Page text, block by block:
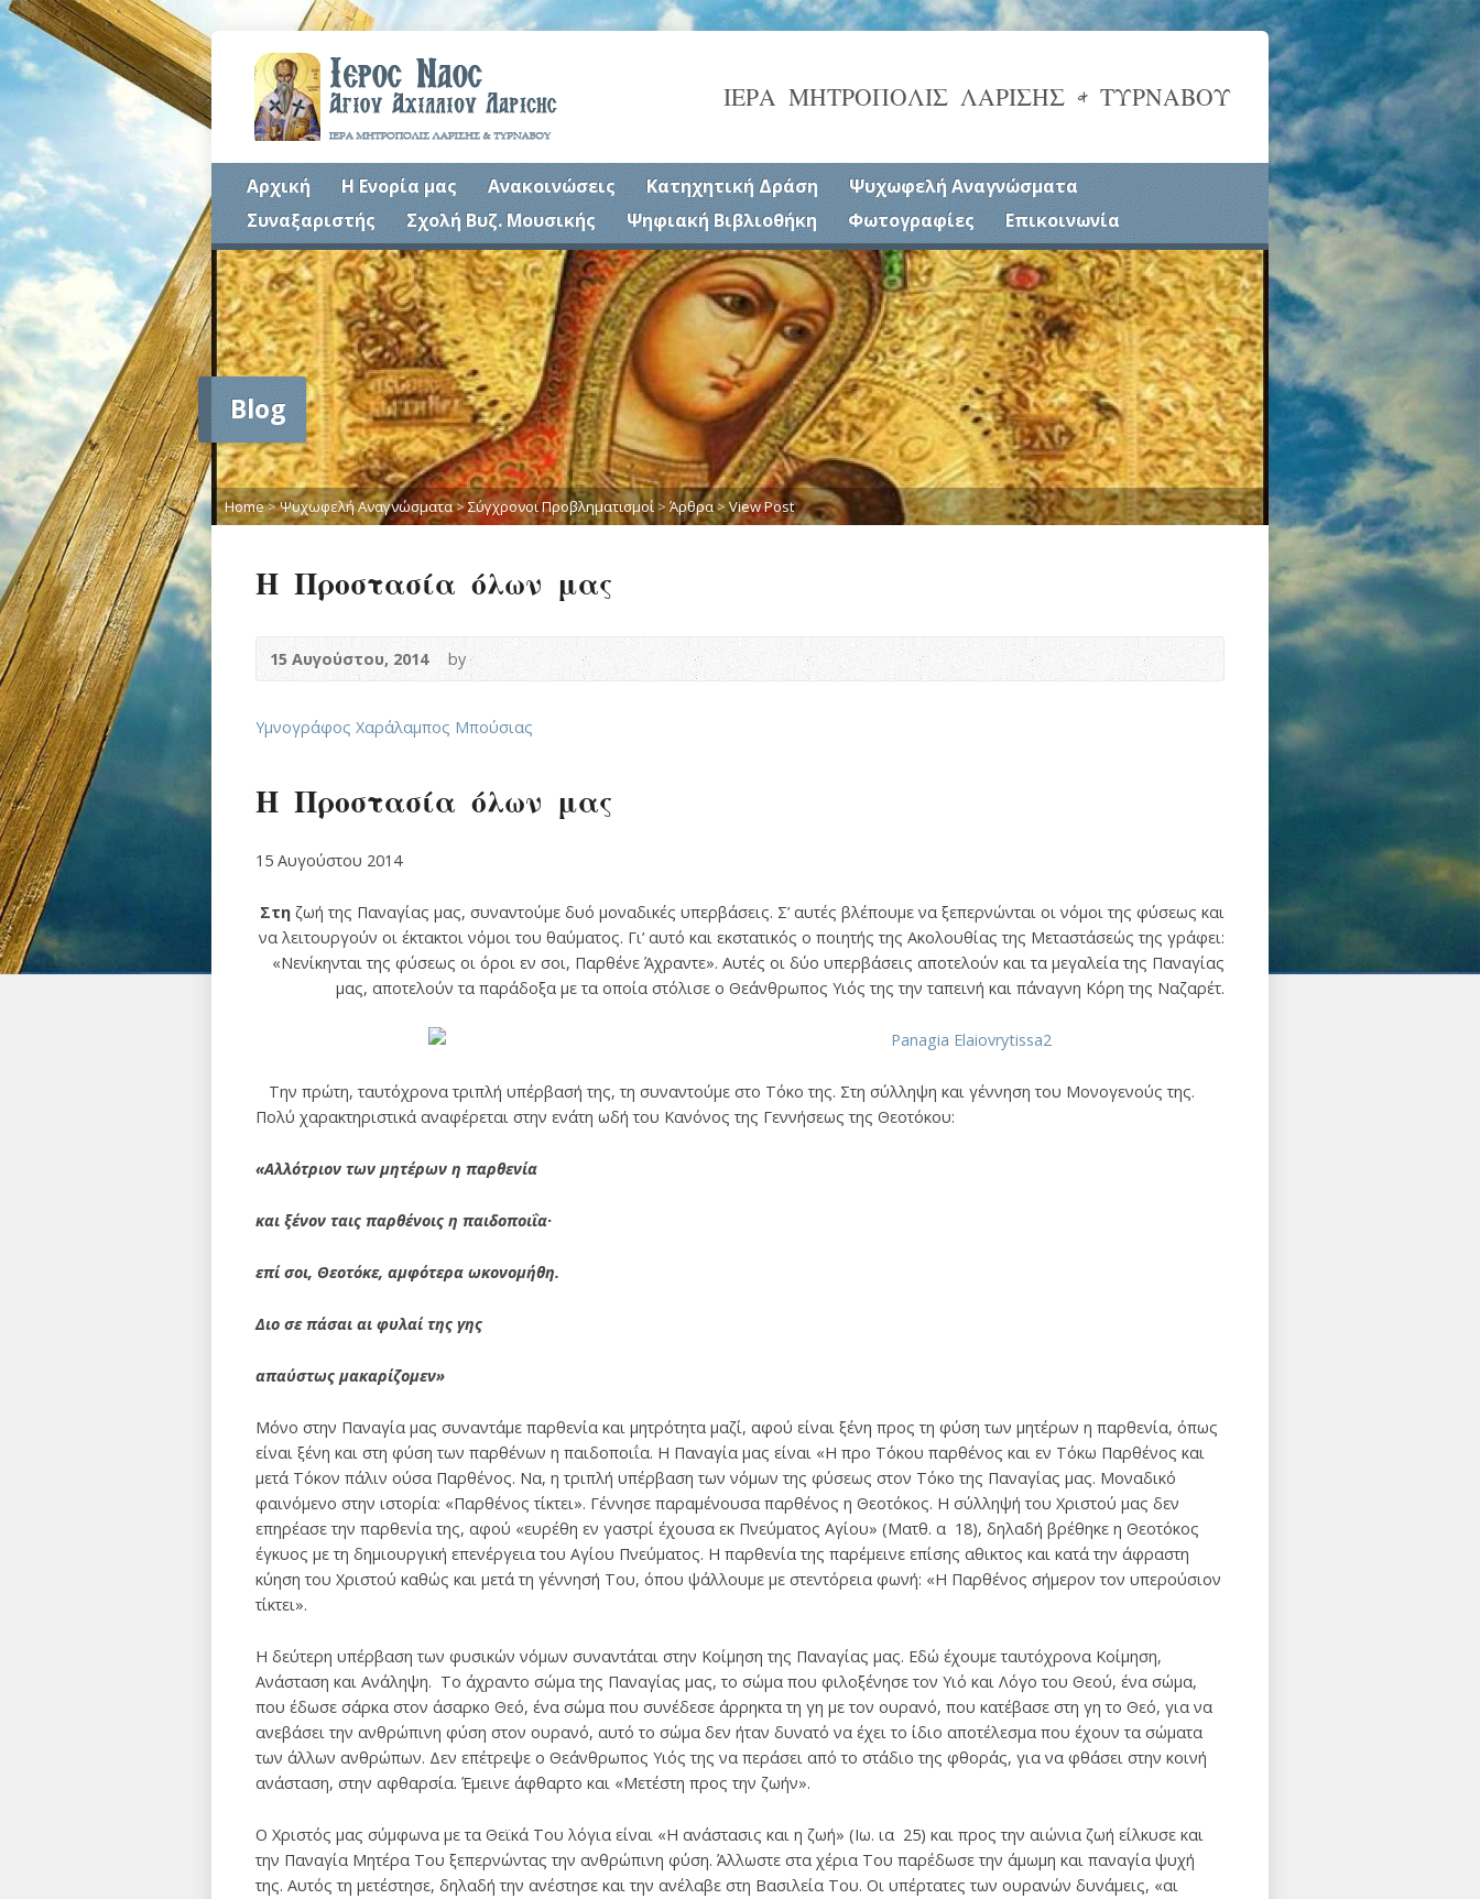
ΙΕΡΑ ΜΗΤΡΟΠΟΛΙΣ ΛΑΡΙΣΗΣ & ΤΥΡΝΑΒΟΥ
Αρχική Η Ενορία μας Ανακοινώσεις Κατηχητική Δράση
Ψυχωφελή Αναγνώσματα
Συναξαριστής
Σχολή Βυζ. Μουσικής Ψηφιακή Βιβλιοθήκη Φωτογραφίες Επικοινωνία
Blog
Home>Ψυχωφελή Αναγνώσματα>Σύγχρονοι Προβληματισμοί > Άρθρα>View Post
Η Προστασία όλων μας
15 Αυγούστου, 2014 by
Υμνογράφος Χαράλαμπος Μπούσιας
Η Προστασία όλων μας
15 Αυγούστου 2014
Στη ζωή της Παναγίας μας, συναντούμε δυό μοναδικές υπερβάσεις. Σ’ αυτές βλέπουμε να ξεπερνώνται οι νόμοι της φύσεως και
να λειτουργούν οι έκτακτοι νόμοι του θαύματος. Γι’ αυτό και εκστατικός ο ποιητής της Ακολουθίας της Μεταστάσεώς της γράφει:
«Νενίκηνται της φύσεως οι όροι εν σοι, Παρθένε Άχραντε». Αυτές οι δύο υπερβάσεις αποτελούν και τα μεγαλεία της Παναγίας
μας, αποτελούν τα παράδοξα με τα οποία στόλισε ο Θεάνθρωπος Υιός της την ταπεινή και πάναγνη Κόρη της Ναζαρέτ.
Την πρώτη, ταυτόχρονα τριπλή υπέρβασή της, τη συναντούμε στο Τόκο της. Στη σύλληψη και γέννηση του Μονογενούς της.
Πολύ χαρακτηριστικά αναφέρεται στην ενάτη ωδή του Κανόνος της Γεννήσεως της Θεοτόκου:
«Αλλότριον των μητέρων η παρθενία
και ξένον ταις παρθένοις η παιδοποιΐα·
επί σοι, Θεοτόκε, αμφότερα ωκονομήθη.
Διο σε πάσαι αι φυλαί της γης
απαύστως μακαρίζομεν»
Μόνο στην Παναγία μας συναντάμε παρθενία και μητρότητα μαζί, αφού είναι ξένη προς τη φύση των μητέρων η παρθενία, όπως
είναι ξένη και στη φύση των παρθένων η παιδοποιΐα. Η Παναγία μας είναι «Η προ Τόκου παρθένος και εν Τόκω Παρθένος και
μετά Τόκον πάλιν ούσα Παρθένος. Να, η τριπλή υπέρβαση των νόμων της φύσεως στον Τόκο της Παναγίας μας. Μοναδικό
φαινόμενο στην ιστορία: «Παρθένος τίκτει». Γέννησε παραμένουσα παρθένος η Θεοτόκος. Η σύλληψή του Χριστού μας δεν
επηρέασε την παρθενία της, αφού «ευρέθη εν γαστρί έχουσα εκ Πνεύματος Αγίου» (Ματθ. α 18), δηλαδή βρέθηκε η Θεοτόκος
έγκυος με τη δημιουργική επενέργεια του Αγίου Πνεύματος. Η παρθενία της παρέμεινε επίσης αθικτος και κατά την άφραστη
κύηση του Χριστού καθώς και μετά τη γέννησή Του, όπου ψάλλουμε με στεντόρεια φωνή: «Η Παρθένος σήμερον τον υπερούσιον
τίκτει».
Η δεύτερη υπέρβαση των φυσικών νόμων συναντάται στην Κοίμηση της Παναγίας μας. Εδώ έχουμε ταυτόχρονα Κοίμηση,
Ανάσταση και Ανάληψη. Το άχραντο σώμα της Παναγίας μας, το σώμα που φιλοξένησε τον Υιό και Λόγο του Θεού, ένα σώμα,
που έδωσε σάρκα στον άσαρκο Θεό, ένα σώμα που συνέδεσε άρρηκτα τη γη με τον ουρανό, που κατέβασε στη γη το Θεό, για να
ανεβάσει την ανθρώπινη φύση στον ουρανό, αυτό το σώμα δεν ήταν δυνατό να έχει το ίδιο αποτέλεσμα που έχουν τα σώματα
των άλλων ανθρώπων. Δεν επέτρεψε ο Θεάνθρωπος Υιός της να περάσει από το στάδιο της φθοράς, για να φθάσει στην κοινή
ανάσταση, στην αφθαρσία. Έμεινε άφθαρτο και «Μετέστη προς την ζωήν».
Ο Χριστός μας σύμφωνα με τα Θεϊκά Του λόγια είναι «Η ανάστασις και η ζωή» (Ιω. ια 25) και προς την αιώνια ζωή είλκυσε και
την Παναγία Μητέρα Του ξεπερνώντας την ανθρώπινη φύση. Άλλωστε στα χέρια Του παρέδωσε την άμωμη και παναγία ψυχή
της. Αυτός τη μετέστησε, δηλαδή την ανέστησε και την ανέλαβε στη Βασιλεία Του. Οι υπέρτατες των ουρανών δυνάμεις, «αι